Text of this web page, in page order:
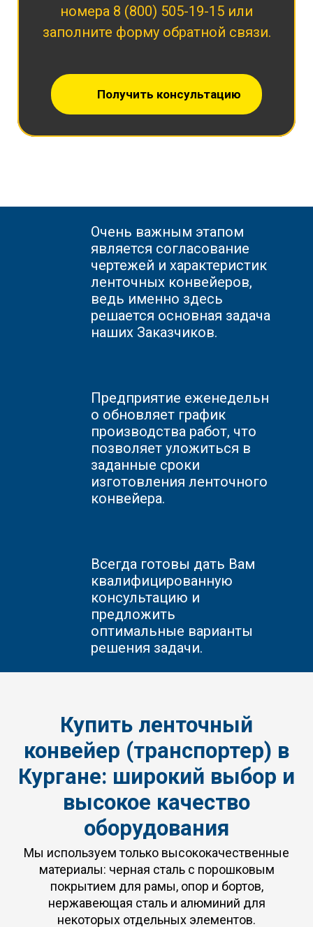
номера 8 (800) 505-19-15 или
заполните форму обратной связи.
Получить консультацию
Очень важным этапом
является согласование
чертежей и характеристик
ленточных конвейеров,
ведь именно здесь
решается основная задача
наших Заказчиков.
Предприятие еженедельн
о обновляет график
производства работ, что
позволяет уложиться в
заданные сроки
изготовления ленточного
конвейера.
Всегда готовы дать Вам
квалифицированную
консультацию и
предложить
оптимальные варианты
решения задачи.
Купить ленточный
конвейер (транспортер) в
Кургане: широкий выбор и
высокое качество
оборудования
Мы используем только высококачественные
материалы: черная сталь с порошковым
покрытием для рамы, опор и бортов,
нержавеющая сталь и алюминий для
некоторых отдельных элементов.